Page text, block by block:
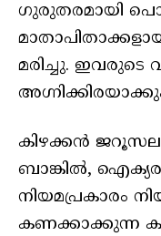
ഗുരുതരമായി
മരിച്ചു. ഇവരുടെ
കിഴക്കന്‍
ബാങ്കില്‍,
നിയമപ്രകാരം
കണക്കാക്കുന്ന